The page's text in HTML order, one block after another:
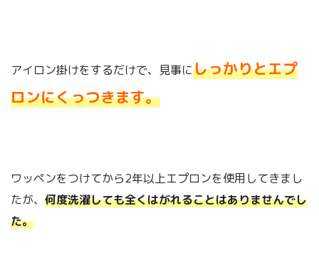
アイロン掛けをするだけで、見事にしっかりとエプ
ロンにくっつきます。
ワッペンをつけてから2年以上エプロンを使用してきまし
たが、 何度洗濯しても全くはがれることはありませんでし
た。